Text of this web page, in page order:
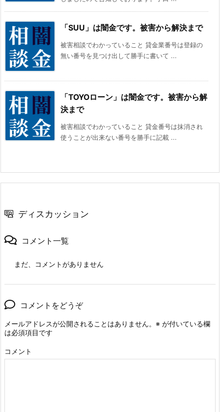
「SUU」は闇金です。被害から解決まで
被害相談でわかっていること 貸金業番号は登録の
無い番号を見つけ出して勝手に書いて ...
「TOYOローン」は闇金です。被害から解
決まで
被害相談でわかっていること 貸金番号は抹消され
使うことが出来ない番号を勝手に記載 ...
ディスカッション
コメント一覧
まだ、コメントがありません
コメントをどうぞ
メールアドレスが公開されることはありません。 ※ が付いている欄
は必須項目です
コメント